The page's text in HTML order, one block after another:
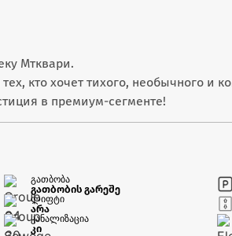
Мтквари.
кто хочет тихого, необычного и
в премиум-сегменте!
გათბობა
გათბობის გარეშე
ლიფტი
არა
კანალიზაცია
კი